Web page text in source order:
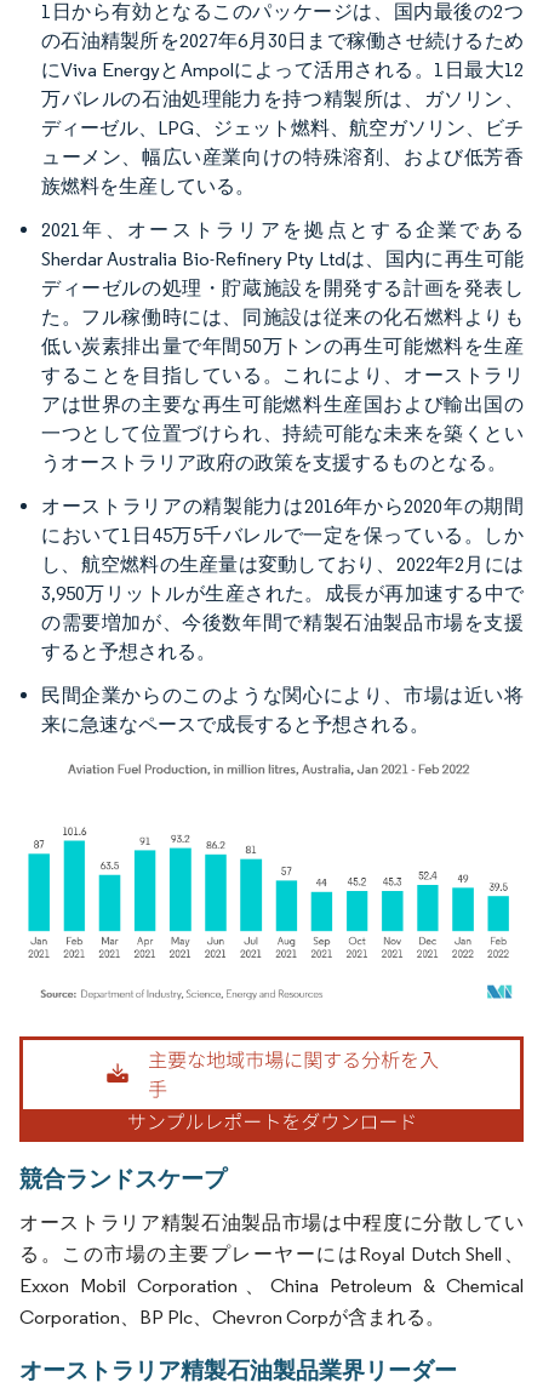
1日から有効となるこのパッケージは、国内最後の2つ
の石油精製所を2027年6月30日まで稼働させ続けるため
にViva EnergyとAmpolによって活用される。1日最大12
万バレルの石油処理能力を持つ精製所は、ガソリン、
ディーゼル、LPG、ジェット燃料、航空ガソリン、ビチ
ューメン、幅広い産業向けの特殊溶剤、および低芳香
族燃料を生産している。
2021年、オーストラリアを拠点とする企業である
Sherdar Australia Bio-Refinery Pty Ltdは、国内に再生可能
ディーゼルの処理・貯蔵施設を開発する計画を発表し
た。フル稼働時には、同施設は従来の化石燃料よりも
低い炭素排出量で年間50万トンの再生可能燃料を生産
することを目指している。これにより、オーストラリ
アは世界の主要な再生可能燃料生産国および輸出国の
一つとして位置づけられ、持続可能な未来を築くとい
うオーストラリア政府の政策を支援するものとなる。
オーストラリアの精製能力は2016年から2020年の期間
において1日45万5千バレルで一定を保っている。しか
し、航空燃料の生産量は変動しており、2022年2月には
3,950万リットルが生産された。成長が再加速する中で
の需要増加が、今後数年間で精製石油製品市場を支援
すると予想される。
民間企業からのこのような関心により、市場は近い将
来に急速なペースで成長すると予想される。
画像 © Mordor Intelligence。再利用にはCC BY 4.0の表示が必要です。
競合ランドスケープ
オーストラリア精製石油製品市場は中程度に分散してい
る。この市場の主要プレーヤーにはRoyal Dutch Shell、
Exxon Mobil Corporation、China Petroleum & Chemical
Corporation、BP Plc、Chevron Corpが含まれる。
オーストラリア精製石油製品業界リーダー